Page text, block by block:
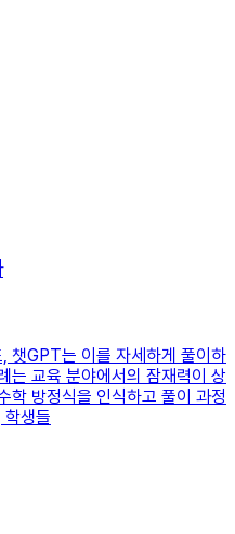
챗GPT는 이를 자세하게 풀이하
는 교육 분야에서의 잠재력이 상
학 방정식을 인식하고 풀이 과정
학생들